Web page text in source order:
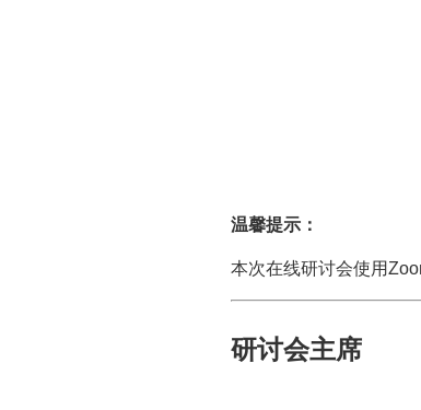
温馨提示：
本次在线研讨会使用
研讨会主席